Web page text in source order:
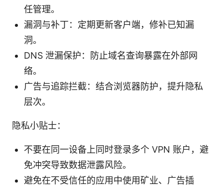
任管理。
漏洞与补丁：定期更新客户端，修补已知漏
洞。
DNS 泄漏保护：防止域名查询暴露在外部网
络。
广告与追踪拦截：结合浏览器防护，提升隐私
层次。
隐私小贴士：
不要在同一设备上同时登录多个 VPN 账户，避
免冲突导致数据泄露风险。
避免在不受信任的应用中使用矿业、广告插